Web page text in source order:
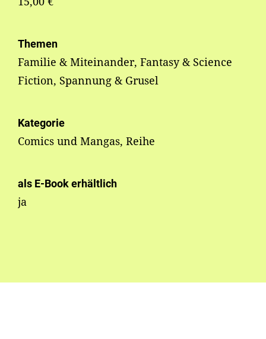
Themen
Familie & Miteinander, Fantasy & Science
Fiction, Spannung & Grusel
Kategorie
Comics und Mangas, Reihe
als E-Book erhältlich
ja